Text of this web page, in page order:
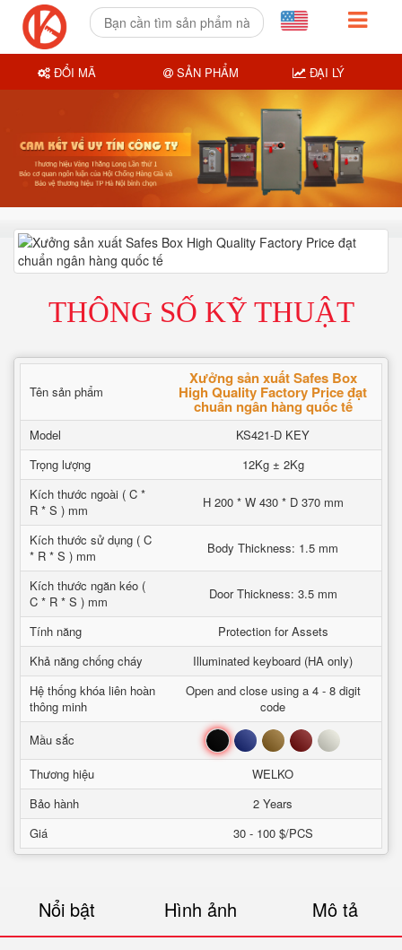
THÔNG SỐ KỸ THUẬT
Tên sản phẩm
Xưởng sản xuất Safes Box
High Quality Factory Price đạt
chuẩn ngân hàng quốc tế
Model
KS421-D KEY
Trọng lượng
12Kg ± 2Kg
Kích thước ngoài ( C *
R * S ) mm
H 200 * W 430 * D 370 mm
Kích thước sử dụng ( C
* R * S ) mm
Body Thickness: 1.5 mm
Kích thước ngăn kéo (
C * R * S ) mm
Door Thickness: 3.5 mm
Tính năng
Protection for Assets
Khả năng chống cháy
Illuminated keyboard (HA only)
Hệ thống khóa liên hoàn
thông minh
Open and close using a 4 - 8 digit
code
Mầu sắc
Đen Xanh Nâu Đỏ Trắng
Thương hiệu
WELKO
Bảo hành
2 Years
Giá
30 - 100 $/PCS
Nổi bật Hình ảnh Mô tả
ĐỔI MÃ SẢN PHẨM ĐẠI LÝ